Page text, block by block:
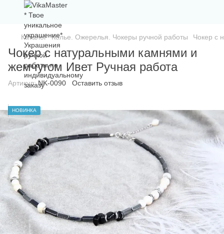
Каталог Колье. Ожерелья. Чокеры ручной работы Чокер с
Чокер с натуральными камнями и
жемчугом Ивет Ручная работа
Артикул:NK-0090 Оставить отзыв
НОВИНКА